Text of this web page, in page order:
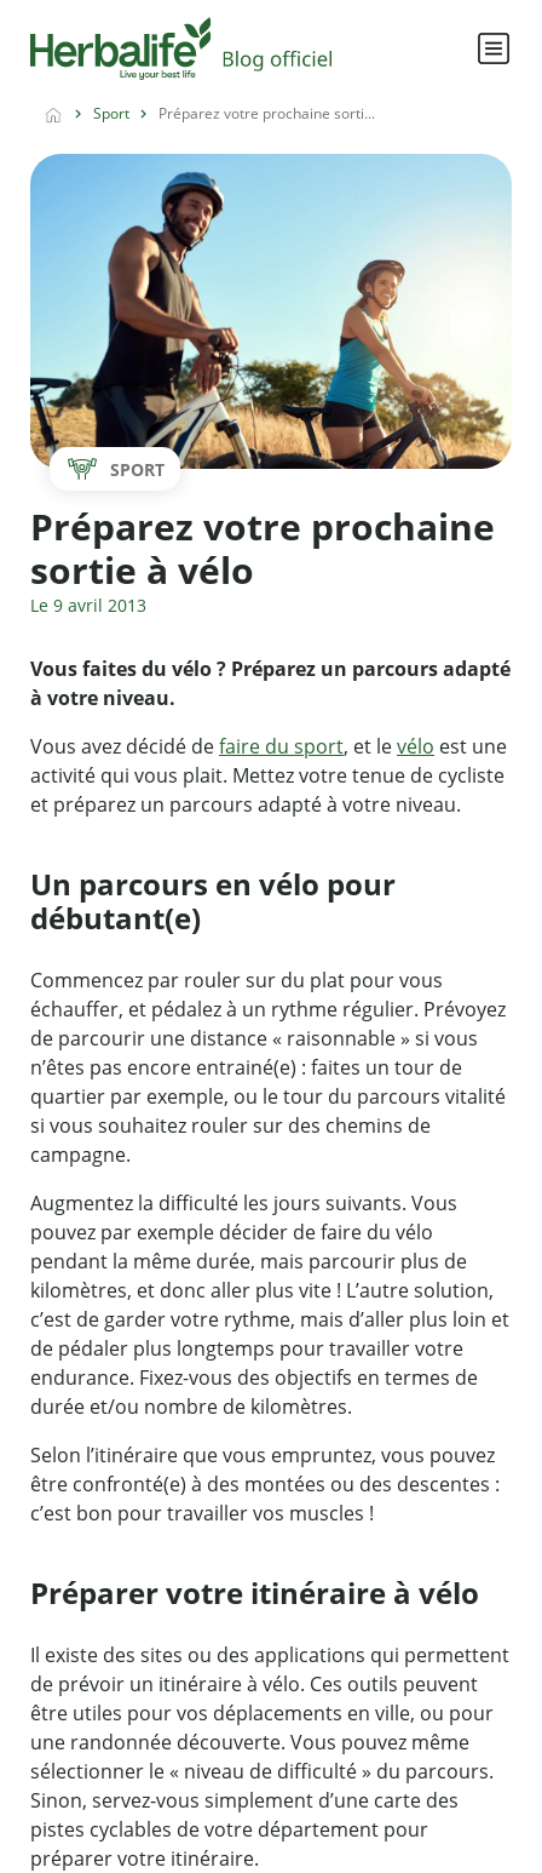
Sport Préparez votre prochaine sorti...
SPORT
Préparez votre prochaine
sortie à vélo
Le 9 avril 2013
Vous faites du vélo ? Préparez un parcours adapté
à votre niveau.
Vous avez décidé defaire du sport, et levélo est une
activité qui vous plait. Mettez votre tenue de cycliste
et préparez un parcours adapté à votre niveau.
Un parcours en vélo pour
débutant(e)
Commencez par rouler sur du plat pour vous
échauffer, et pédalez à un rythme régulier. Prévoyez
de parcourir une distance « raisonnable » si vous
n’êtes pas encore entrainé(e) : faites un tour de
quartier par exemple, ou le tour du parcours vitalité
si vous souhaitez rouler sur des chemins de
campagne.
Augmentez la difficulté les jours suivants. Vous
pouvez par exemple décider de faire du vélo
pendant la même durée, mais parcourir plus de
kilomètres, et donc aller plus vite ! L’autre solution,
c’est de garder votre rythme, mais d’aller plus loin et
de pédaler plus longtemps pour travailler votre
endurance. Fixez-vous des objectifs en termes de
durée et/ou nombre de kilomètres.
Selon l’itinéraire que vous empruntez, vous pouvez
être confronté(e) à des montées ou des descentes :
c’est bon pour travailler vos muscles !
Préparer votre itinéraire à vélo
Il existe des sites ou des applications qui permettent
de prévoir un itinéraire à vélo. Ces outils peuvent
être utiles pour vos déplacements en ville, ou pour
une randonnée découverte. Vous pouvez même
sélectionner le « niveau de difficulté » du parcours.
Sinon, servez-vous simplement d’une carte des
pistes cyclables de votre département pour
préparer votre itinéraire.